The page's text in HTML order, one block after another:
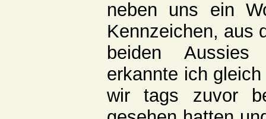
neben uns ein
Kennzeichen, aus
beiden
erkannte ich
wir tags zuvor